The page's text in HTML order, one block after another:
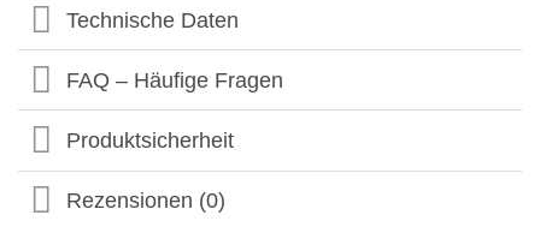
Technische Daten
FAQ – Häufige Fragen
Produktsicherheit
Rezensionen (0)